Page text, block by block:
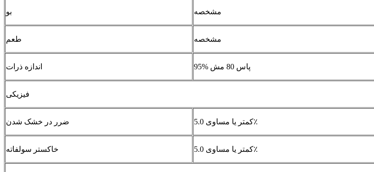
بو مشخصه
طعم مشخصه
اندازه ذرات 95% پاس 80 مش
فیزیکی
ضرر در خشک شدن کمتر یا مساوی 5.0٪
خاکستر سولفاته کمتر یا مساوی 5.0٪